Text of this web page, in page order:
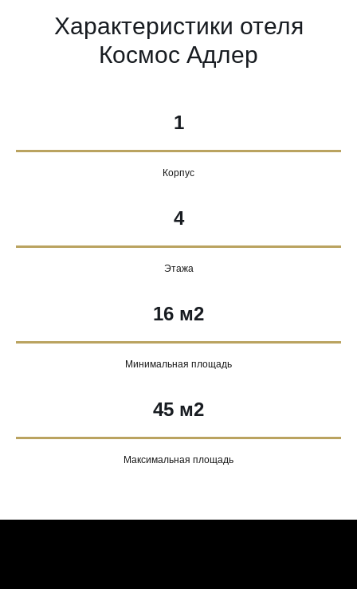
Характеристики отеля
Космос Адлер
1
Корпус
4
Этажа
16 м2
Минимальная площадь
45 м2
Максимальная площадь